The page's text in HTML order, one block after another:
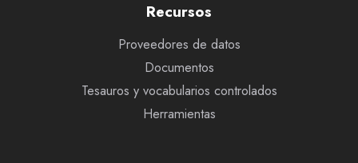
Recursos
Proveedores de datos
Documentos
Tesauros y vocabularios controlados
Herramientas